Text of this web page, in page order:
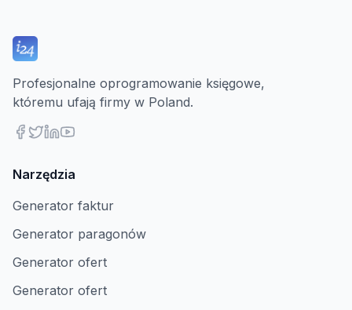
Profesjonalne oprogramowanie księgowe,
któremu ufają firmy w Poland.
Narzędzia
Generator faktur
Generator paragonów
Generator ofert
Generator ofert